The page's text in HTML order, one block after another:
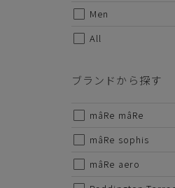
Men
All
ブランドから探す
mâRe mâRe
mâRe sophis
mâRe aero